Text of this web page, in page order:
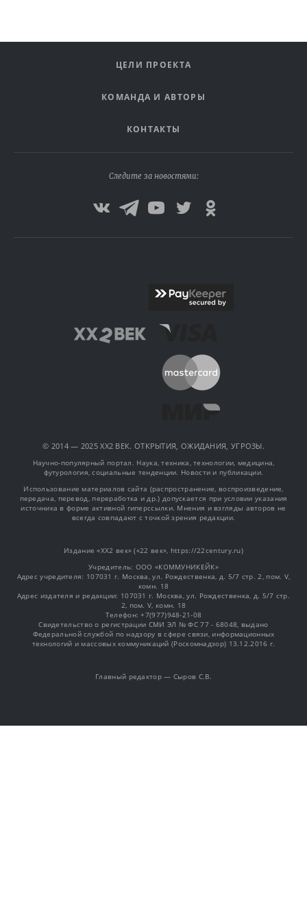
ЦЕЛИ ПРОЕКТА
КОМАНДА И АВТОРЫ
КОНТАКТЫ
Следите за новостями:
© 2014 — 2025 XX2 ВЕК. ОТКРЫТИЯ, ОЖИДАНИЯ, УГРОЗЫ.
Научно-популярный портал. Наука, техника, технологии, медицина,
футурология, социальные тенденции. Новости и публикации.
Использование материалов сайта (распространение, воспроизведение,
передача, перевод, переработка и др.) допускается при условии указания
источника в форме активной гиперссылки. Мнения и взгляды авторов не
всегда совпадают с точкой зрения редакции.
Издание «XX2 век» («22 век», https://22century.ru)
Учредитель: OOO «КОММУНИКЕЙК»
Адрес учредителя: 107031 г. Москва, ул. Рождественка, д. 5/7 стр. 2, пом. V,
комн. 18
Адрес издателя и редакции: 107031 г. Москва, ул. Рождественка, д. 5/7 стр.
2, пом. V, комн. 18
Телефон: +7(977)948-21-08
Свидетельство о регистрации СМИ ЭЛ № ФС 77 - 68048, выдано
Федеральной службой по надзору в сфере связи, информационных
технологий и массовых коммуникаций (Роскомнадзор) 13.12.2016 г.
Главный редактор — Сыров С.В.